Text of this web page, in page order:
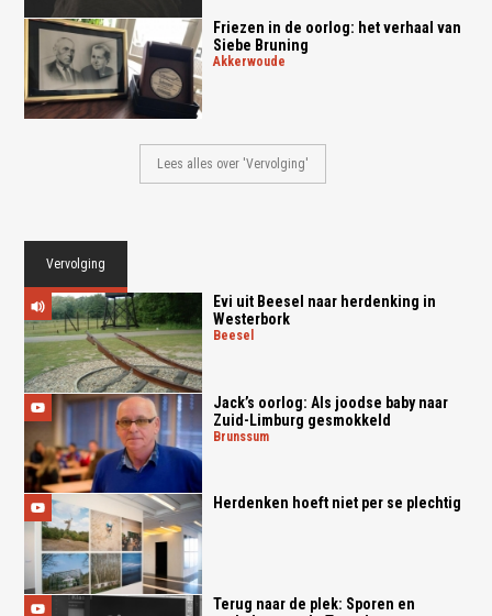
Friezen in de oorlog: het verhaal van
Siebe Bruning
akkerwoude
Lees alles over 'Vervolging'
Vervolging
Evi uit Beesel naar herdenking in
Westerbork
beesel
Jack’s oorlog: Als joodse baby naar
Zuid-Limburg gesmokkeld
brunssum
Herdenken hoeft niet per se plechtig
Terug naar de plek: Sporen en